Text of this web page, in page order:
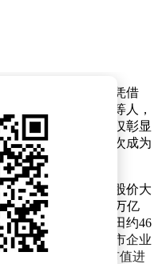
集团掌舵人孙正义凭借
豪安巴尼、阿达尼等人，
之位。这一成就不仅彰显
，也让软银集团再次成为
色。6月1日，软银股价大
值也随之攀升至48万亿
规模成功超越了丰田约46
十余年稳坐日本上市企业
收盘时，软银的市值进